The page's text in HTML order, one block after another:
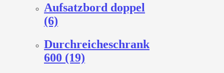
Aufsatzbord doppel
(6)
Durchreicheschrank
600 (19)